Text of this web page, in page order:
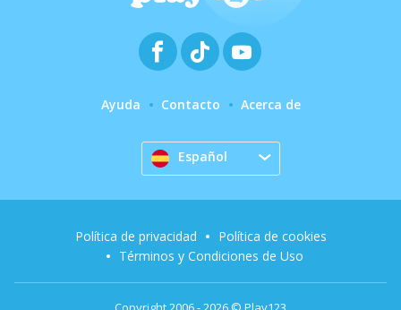
Ayuda Contacto Acerca de
Español
Política de privacidad
Política de cookies
Términos y Condiciones de Uso